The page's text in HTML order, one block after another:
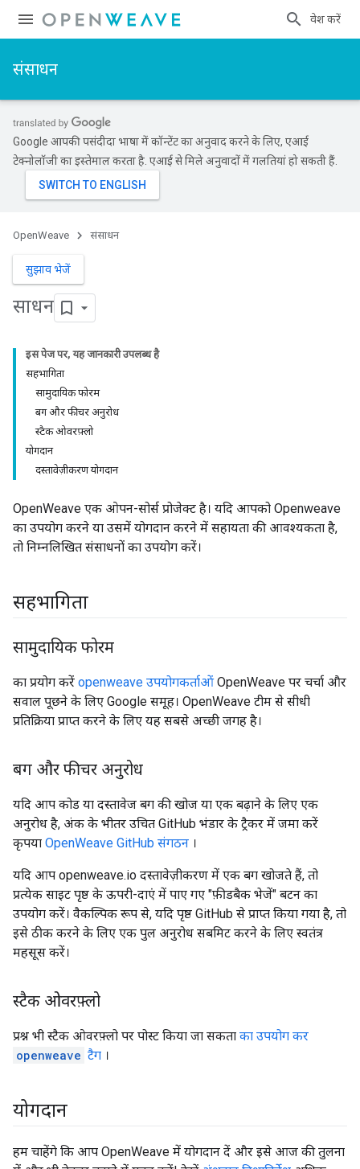
प्रवेश करें
संसाधन
Google आपकी पसंदीदा भाषा में कॉन्टेंट का अनुवाद करने के लिए, एआई
टेक्नोलॉजी का इस्तेमाल करता है. एआई से मिले अनुवादों में गलतियां हो सकती हैं.
OpenWeave संसाधन
सुझाव भेजें
साधन
इस पेज पर, यह जानकारी उपलब्ध है
सहभागिता
सामुदायिक फोरम
बग और फीचर अनुरोध
स्टैक ओवरफ़्लो
योगदान
दस्तावेज़ीकरण योगदान
OpenWeave एक ओपन-सोर्स प्रोजेक्ट है। यदि आपको Openweave
का उपयोग करने या उसमें योगदान करने में सहायता की आवश्यकता है,
तो निम्नलिखित संसाधनों का उपयोग करें।
सहभागिता
सामुदायिक फोरम
का प्रयोग करें openweave उपयोगकर्ताओंOpenWeave पर चर्चा और
सवाल पूछने के लिए Google समूह। OpenWeave टीम से सीधी
प्रतिक्रिया प्राप्त करने के लिए यह सबसे अच्छी जगह है।
बग और फीचर अनुरोध
यदि आप कोड या दस्तावेज बग की खोज या एक बढ़ाने के लिए एक
अनुरोध है, अंक के भीतर उचित GitHub भंडार के ट्रैकर में जमा करें
कृपया OpenWeave GitHub संगठन ।
यदि आप openweave.io दस्तावेज़ीकरण में एक बग खोजते हैं, तो
प्रत्येक साइट पृष्ठ के ऊपरी-दाएं में पाए गए "फ़ीडबैक भेजें" बटन का
उपयोग करें। वैकल्पिक रूप से, यदि पृष्ठ GitHub से प्राप्त किया गया है, तो
इसे ठीक करने के लिए एक पुल अनुरोध सबमिट करने के लिए स्वतंत्र
महसूस करें।
स्टैक ओवरफ़्लो
प्रश्न भी स्टैक ओवरफ़्लो पर पोस्ट किया जा सकता का उपयोग कर
openweave टैग ।
योगदान
हम चाहेंगे कि आप OpenWeave में योगदान दें और इसे आज की तुलना